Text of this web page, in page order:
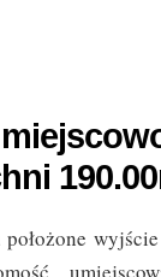
położone